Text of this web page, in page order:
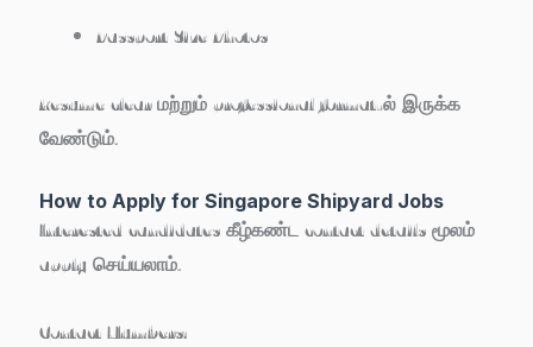
Passport Size Photos
Resume clear மற்றும் professional format-ல் இருக்க
வேண்டும்.
How to Apply for Singapore Shipyard Jobs
Interested candidates கீழ்கண்ட contact details மூலம்
apply செய்யலாம்.
Contact Numbers: